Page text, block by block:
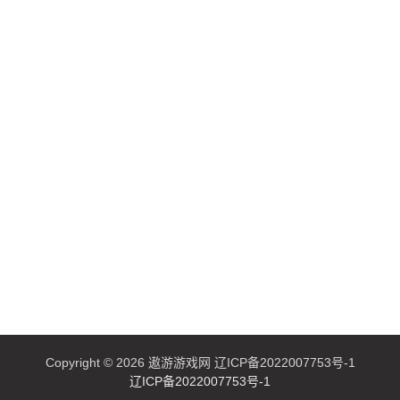
Copyright © 2026 遨游游戏网 辽ICP备2022007753号-1
辽ICP备2022007753号-1